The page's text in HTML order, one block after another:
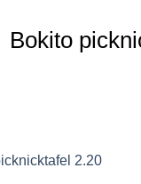
Bokito